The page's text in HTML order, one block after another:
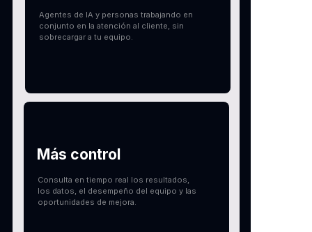
Más control
Consulta en tiempo real los resultados,
los datos, el desempeño del equipo y las
oportunidades de mejora.
Agentes de IA y personas trabajando en
conjunto en la atención al cliente, sin
sobrecargar a tu equipo.